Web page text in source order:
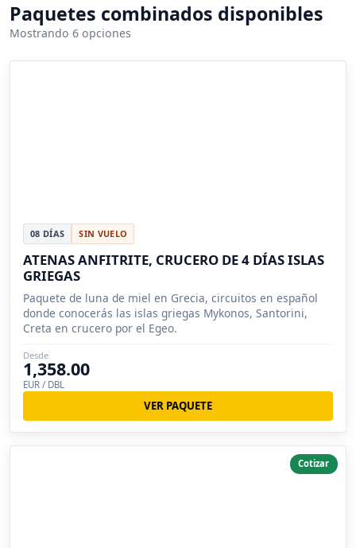
Paquetes combinados disponibles
Mostrando 6 opciones
08 DÍAS SIN VUELO
ATENAS ANFITRITE, CRUCERO DE 4 DÍAS ISLAS
GRIEGAS
Paquete de luna de miel en Grecia, circuitos en español
donde conocerás las islas griegas Mykonos, Santorini,
Creta en crucero por el Egeo.
Desde
1,358.00
EUR / DBL
VER PAQUETE
Cotizar